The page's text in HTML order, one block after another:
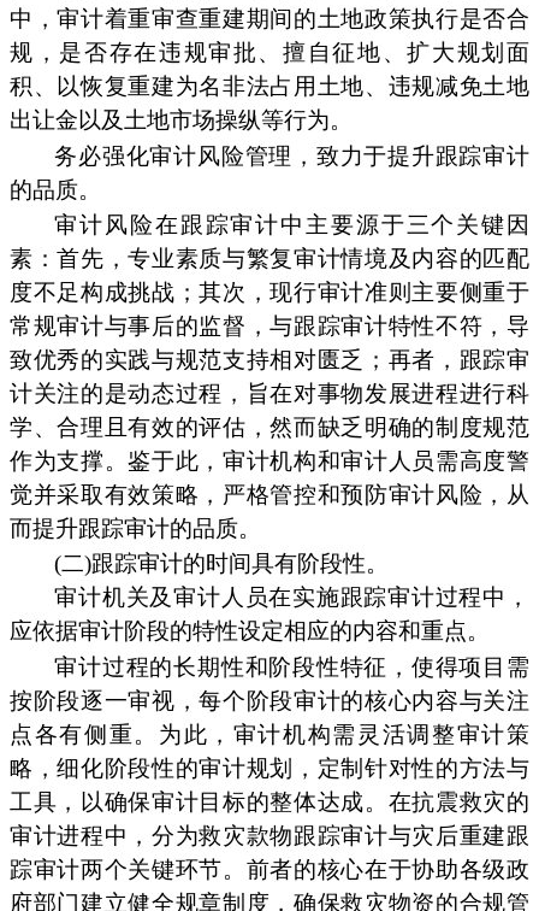
中，审计着重审查重建期间的土地政策执行是否合
规，是否存在违规审批、擅自征地、扩大规划面
积、以恢复重建为名非法占用土地、违规减免土地
出让金以及土地市场操纵等行为。
务必强化审计风险管理，致力于提升跟踪审计
的品质。
审计风险在跟踪审计中主要源于三个关键因
素：首先，专业素质与繁复审计情境及内容的匹配
度不足构成挑战；其次，现行审计准则主要侧重于
常规审计与事后的监督，与跟踪审计特性不符，导
致优秀的实践与规范支持相对匮乏；再者，跟踪审
计关注的是动态过程，旨在对事物发展进程进行科
学、合理且有效的评估，然而缺乏明确的制度规范
作为支撑。鉴于此，审计机构和审计人员需高度警
觉并采取有效策略，严格管控和预防审计风险，从
而提升跟踪审计的品质。
(二)跟踪审计的时间具有阶段性。
审计机关及审计人员在实施跟踪审计过程中，
应依据审计阶段的特性设定相应的内容和重点。
审计过程的长期性和阶段性特征，使得项目需
按阶段逐一审视，每个阶段审计的核心内容与关注
点各有侧重。为此，审计机构需灵活调整审计策
略，细化阶段性的审计规划，定制针对性的方法与
工具，以确保审计目标的整体达成。在抗震救灾的
审计进程中，分为救灾款物跟踪审计与灾后重建跟
踪审计两个关键环节。前者的核心在于协助各级政
府部门建立健全规章制度，确保救灾物资的合规管